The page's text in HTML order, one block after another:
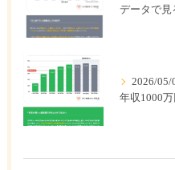
データで見
2026/05/